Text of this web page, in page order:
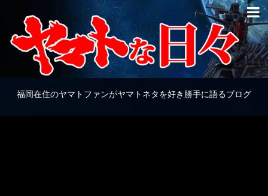
福岡在住のヤマトファンがヤマトネタを好き勝手に語るブログ